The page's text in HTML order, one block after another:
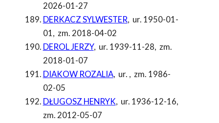
2026-01-27
DERKACZ SYLWESTER, ur. 1950-01-
01, zm. 2018-04-02
DEROL JERZY, ur. 1939-11-28, zm.
2018-01-07
DIAKOW ROZALIA, ur. , zm. 1986-
02-05
DŁUGOSZ HENRYK, ur. 1936-12-16,
zm. 2012-05-07